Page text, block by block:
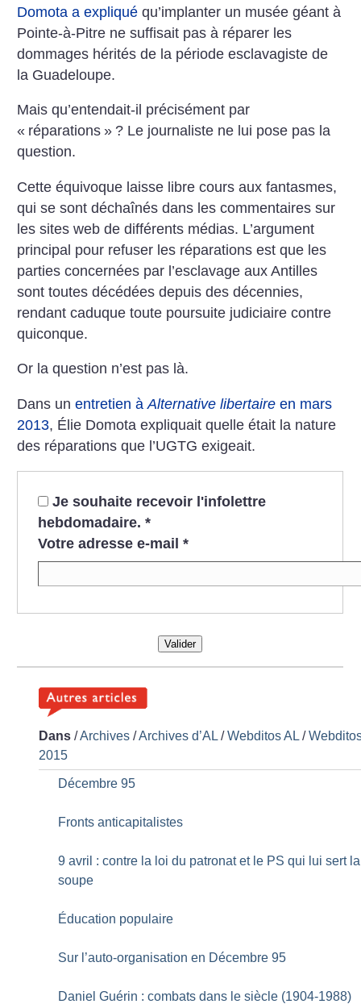
Domota a expliqué qu’implanter un musée géant à
Pointe-à-Pitre ne suffisait pas à réparer les
dommages hérités de la période esclavagiste de
la Guadeloupe.
Mais qu’entendait-il précisément par
« réparations » ? Le journaliste ne lui pose pas la
question.
Cette équivoque laisse libre cours aux fantasmes,
qui se sont déchaînés dans les commentaires sur
les sites web de différents médias. L’argument
principal pour refuser les réparations est que les
parties concernées par l’esclavage aux Antilles
sont toutes décédées depuis des décennies,
rendant caduque toute poursuite judiciaire contre
quiconque.
Or la question n’est pas là.
Dans unentretien àAlternative libertaire en mars
2013, Élie Domota expliquait quelle était la nature
des réparations que l’UGTG exigeait.
Je souhaite recevoir l'infolettre
hebdomadaire. *
Votre adresse e-mail *
Valider
Dans /Archives /Archives d’AL /Webditos AL /
2015
Décembre 95
Fronts anticapitalistes
9 avril : contre la loi du patronat et le PS qui lui sert la
soupe
Éducation populaire
Sur l’auto-organisation en Décembre 95
Daniel Guérin : combats dans le siècle (1904-1988)